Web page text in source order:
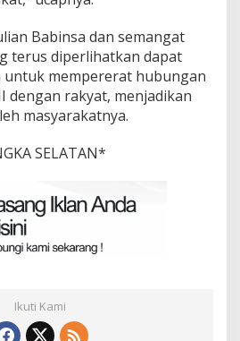
Babinsa dan semangat
terus diperlihatkan dapat
untuk mempererat hubungan
dengan rakyat, menjadikan
masyarakatnya.
SELATAN*
Ikuti Kami